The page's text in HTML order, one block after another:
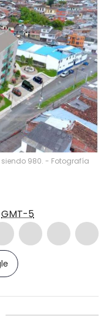
siendo 980. - Fotografía
GMT-5